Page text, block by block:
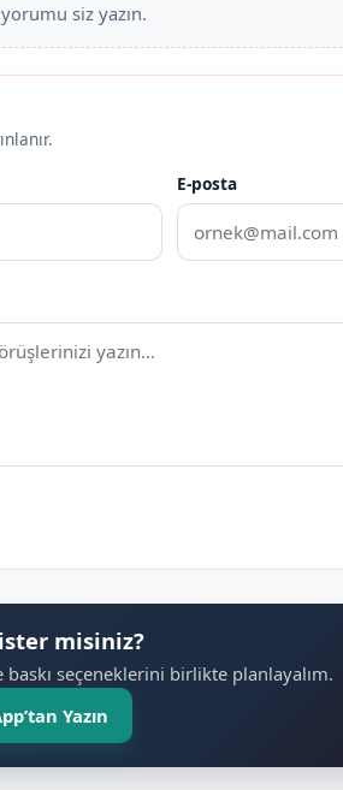
siz yazın.
E-posta
misiniz?
seçeneklerini birlikte planlayalım.
Yazın